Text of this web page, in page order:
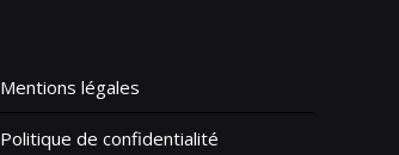
Mentions légales
Politique de confidentialité